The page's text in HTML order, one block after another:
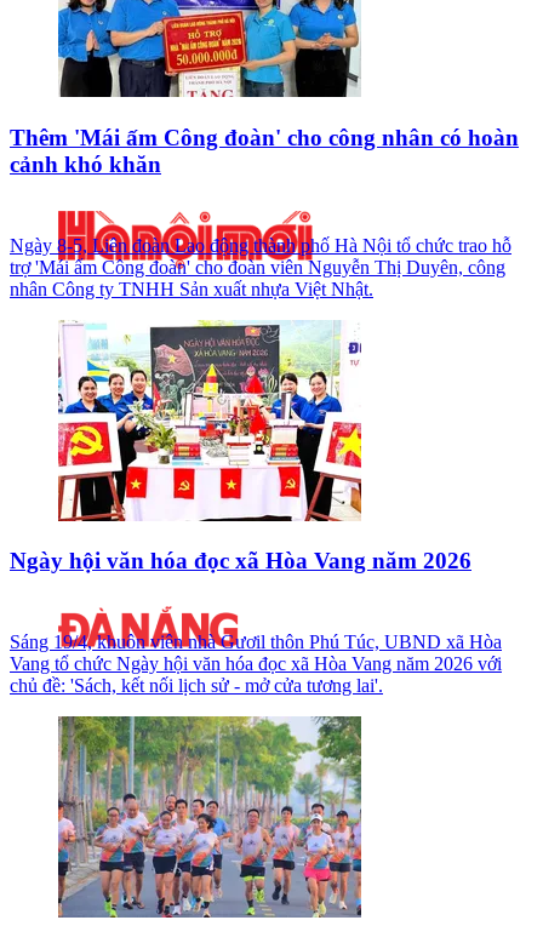
Thêm 'Mái ấm Công đoàn' cho công nhân có hoàn
cảnh khó khăn
Ngày 8-5, Liên đoàn Lao động thành phố Hà Nội tổ chức trao hỗ
trợ 'Mái ấm Công đoàn' cho đoàn viên Nguyễn Thị Duyên, công
nhân Công ty TNHH Sản xuất nhựa Việt Nhật.
Ngày hội văn hóa đọc xã Hòa Vang năm 2026
Sáng 19/4, khuôn viên nhà Gươil thôn Phú Túc, UBND xã Hòa
Vang tổ chức Ngày hội văn hóa đọc xã Hòa Vang năm 2026 với
chủ đề: 'Sách, kết nối lịch sử - mở cửa tương lai'.